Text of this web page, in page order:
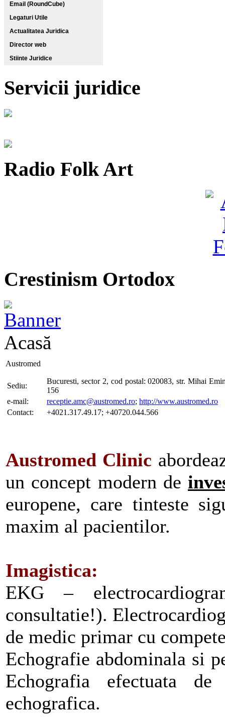
Email (RoundCube)
Legaturi Utile
Actualitatea Juridica
Director web
Stiinte Juridice
Servicii juridice
Radio Folk Art
Crestinism Ortodox
Acasă
Austromed
Sediu:
Bucuresti, sector 2, cod postal: 020083, str. Mihai
156
e-mail:
receptie.amc@austromed.ro; http://www.austromed.ro
Contact:
+4021.317.49.17; +40720.044.566
Austromed Clinic
un concept modern de
europene, care tinteste
maxim al pacientilor.
Imagistica:
EKG –
consultatie!).
de medic primar cu
Echografie abdominala si
Echografia efectuata
echografica.